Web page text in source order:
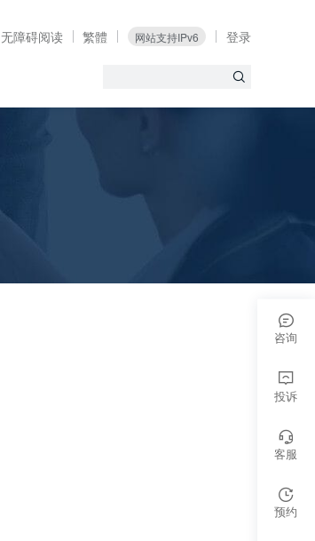
无障碍阅读 繁體 网站支持IPv6 登录
咨询
投诉
客服
预约